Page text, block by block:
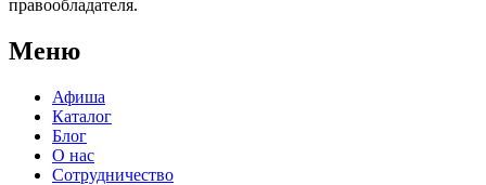
правообладателя.
Меню
Афиша
Каталог
Блог
О нас
Сотрудничество